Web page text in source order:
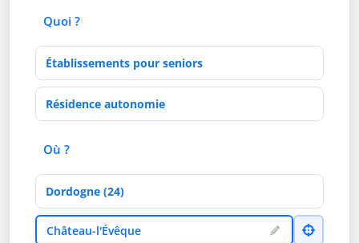
Quoi ?
Type d'établissement
Activités de soins
Où ?
Département
VilleChâteau-l'Évêque